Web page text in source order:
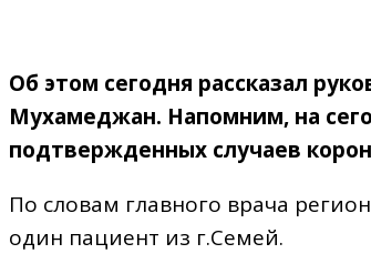
Об этом сегодня рассказал
Мухамеджан. Напомним, на
подтвержденных случаев
По словам главного врача
один пациент из г.Семей.